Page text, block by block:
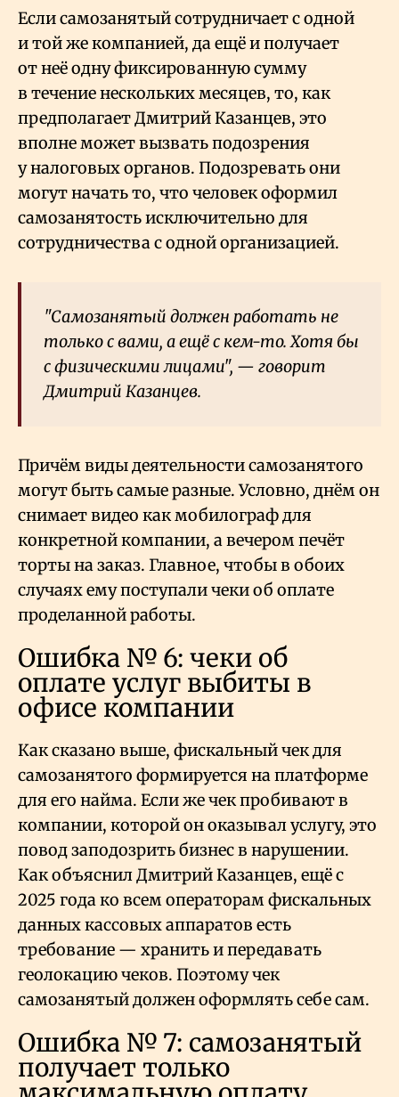
Если самозанятый сотрудничает с одной
и той же компанией, да ещё и получает
от неё одну фиксированную сумму
в течение нескольких месяцев, то, как
предполагает Дмитрий Казанцев, это
вполне может вызвать подозрения
у налоговых органов. Подозревать они
могут начать то, что человек оформил
самозанятость исключительно для
сотрудничества с одной организацией.
"Самозанятый должен работать не
только с вами, а ещё с кем-то. Хотя бы
с физическими лицами", — говорит
Дмитрий Казанцев.
Причём виды деятельности самозанятого
могут быть самые разные. Условно, днём он
снимает видео как мобилограф для
конкретной компании, а вечером печёт
торты на заказ. Главное, чтобы в обоих
случаях ему поступали чеки об оплате
проделанной работы.
Ошибка № 6: чеки об
оплате услуг выбиты в
офисе компании
Как сказано выше, фискальный чек для
самозанятого формируется на платформе
для его найма. Если же чек пробивают в
компании, которой он оказывал услугу, это
повод заподозрить бизнес в нарушении.
Как объяснил Дмитрий Казанцев, ещё с
2025 года ко всем операторам фискальных
данных кассовых аппаратов есть
требование — хранить и передавать
геолокацию чеков. Поэтому чек
самозанятый должен оформлять себе сам.
Ошибка № 7: самозанятый
получает только